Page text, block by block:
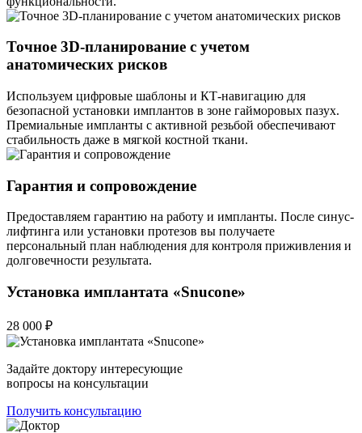
Точное 3D-планирование с учетом
анатомических рисков
Используем цифровые шаблоны и КТ-навигацию для
безопасной установки имплантов в зоне гайморовых пазух.
Премиальные импланты с активной резьбой обеспечивают
стабильность даже в мягкой костной ткани.
Гарантия и сопровождение
Предоставляем гарантию на работу и импланты. После синус-
лифтинга или установки протезов вы получаете
персональный план наблюдения для контроля приживления и
долговечности результата.
Установка имплантата «Snucone»
28 000 ₽
Задайте доктору интересующие
вопросы на консультации
Получить консультацию